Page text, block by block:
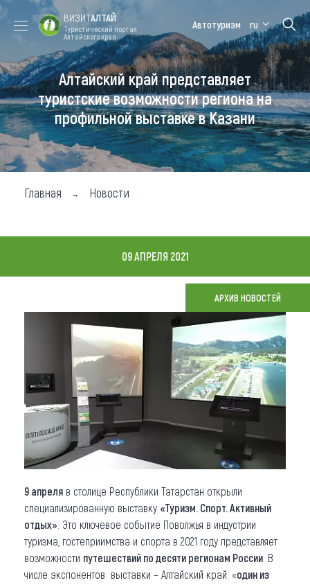
Форум VISIT
ALTAI
Цветение
маральника
Медицинский
форум
Алтайская
зимовка
Туры
Где побывать
Чем заняться
Карта
Что привезти (сувениры)
О регионе
Коллекция впечатлений
Другие рубрики
ВИЗИТАЛТАЙ
Туристический портал
Алтайского края
Автотуризм ru
Алтайский край представляет
туристские возможности региона на
профильной выставке в Казани
Главная Новости
09 АПРЕЛЯ 2021
АРХИВ НОВОСТЕЙ
9 апреля в столице Республики Татарстан открыли
специализированную выставку «Туризм. Спорт. Активный
отдых» . Это ключевое событие Поволжья в индустрии
туризма, гостеприимства и спорта в 2021 году представляет
возможности путешествий по десяти регионам России . В
числе экспонентов выставки – Алтайский край: «один из